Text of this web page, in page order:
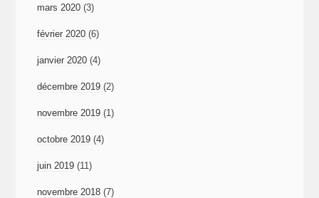
mars 2020 (3)
février 2020 (6)
janvier 2020 (4)
décembre 2019 (2)
novembre 2019 (1)
octobre 2019 (4)
juin 2019 (11)
novembre 2018 (7)